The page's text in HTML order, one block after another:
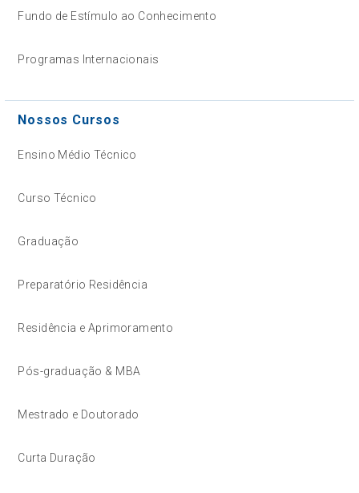
Fundo de Estímulo ao Conhecimento
Programas Internacionais
Nossos Cursos
Ensino Médio Técnico
Curso Técnico
Graduação
Preparatório Residência
Residência e Aprimoramento
Pós-graduação & MBA
Mestrado e Doutorado
Curta Duração